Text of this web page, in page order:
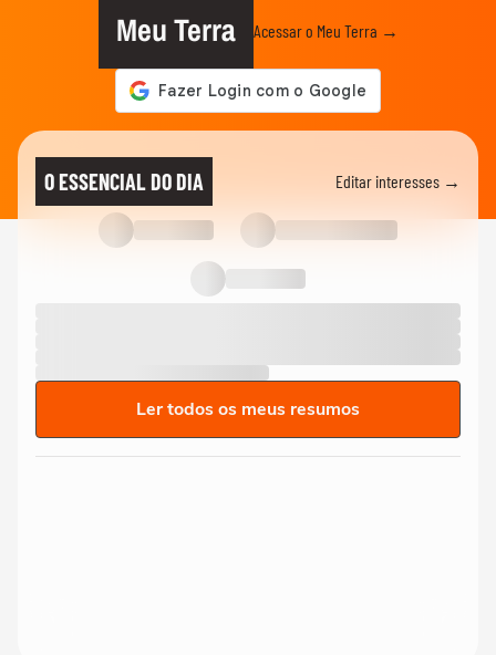
Meu Terra Acessar o Meu Terra →
O ESSENCIAL DO DIA Editar interesses →
Ler todos os meus resumos